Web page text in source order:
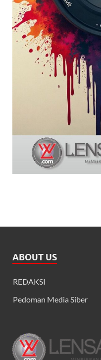
ABOUT US
REDAKSI
Pedoman Media Siber